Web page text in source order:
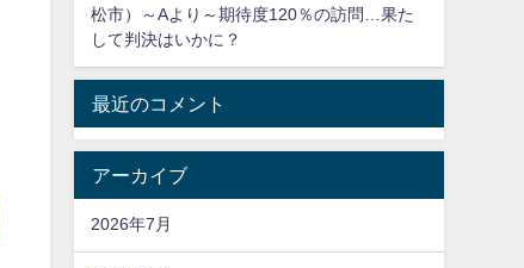
松市）～Aより～期待度120％の訪問…果た
して判決はいかに？
最近のコメント
アーカイブ
2026年7月